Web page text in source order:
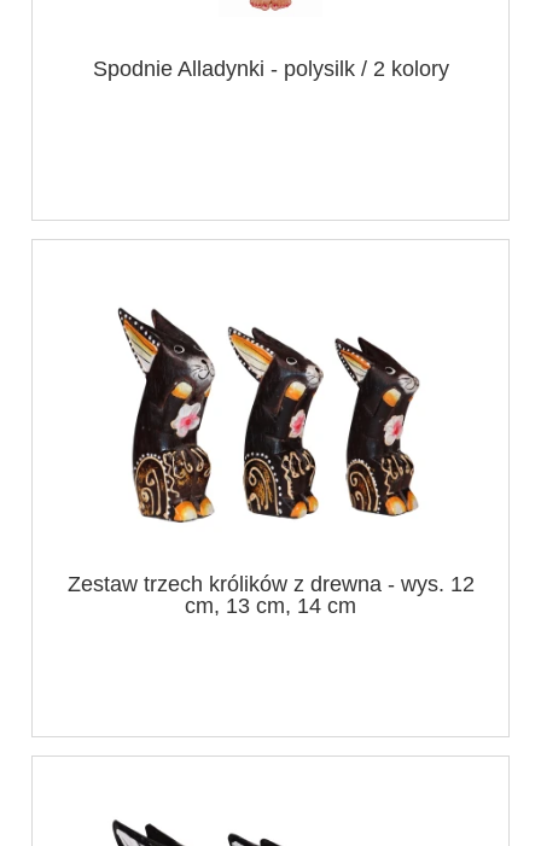
Spodnie Alladynki - polysilk / 2 kolory
Zestaw trzech królików z drewna - wys. 12
cm, 13 cm, 14 cm